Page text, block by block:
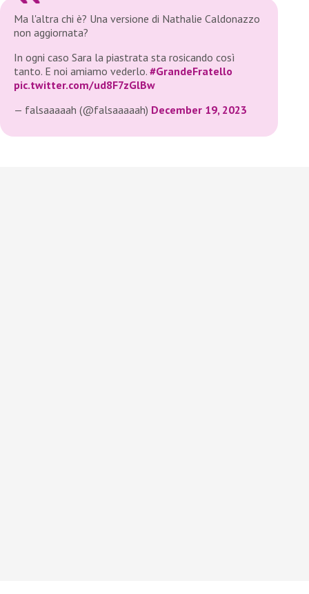
Ma l'altra chi è? Una versione di Nathalie Caldonazzo
non aggiornata?
In ogni caso Sara la piastrata sta rosicando così
tanto. E noi amiamo vederlo. #GrandeFratello
pic.twitter.com/ud8F7zGlBw
— falsaaaaah (@falsaaaaah) December 19, 2023